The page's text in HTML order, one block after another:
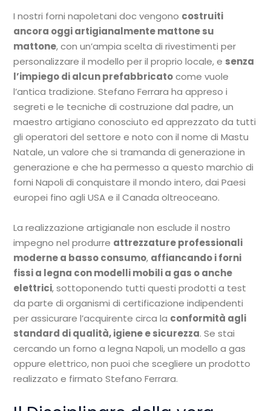
I nostri forni napoletani doc vengono costruiti
ancora oggi artigianalmente mattone su
mattone, con un’ampia scelta di rivestimenti per
personalizzare il modello per il proprio locale, e senza
l’impiego di alcun prefabbricatocome vuole
l’antica tradizione. Stefano Ferrara ha appreso i
segreti e le tecniche di costruzione dal padre, un
maestro artigiano conosciuto ed apprezzato da tutti
gli operatori del settore e noto con il nome di Mastu
Natale, un valore che si tramanda di generazione in
generazione e che ha permesso a questo marchio di
forni Napoli di conquistare il mondo intero, dai Paesi
europei fino agli USA e il Canada oltreoceano.
La realizzazione artigianale non esclude il nostro
impegno nel produrre attrezzature professionali
moderne a basso consumo, affiancando i forni
fissi a legna con modelli mobili a gas o anche
elettrici, sottoponendo tutti questi prodotti a test
da parte di organismi di certificazione indipendenti
per assicurare l’acquirente circa la conformità agli
standard di qualità, igiene e sicurezza. Se stai
cercando un forno a legna Napoli, un modello a gas
oppure elettrico, non puoi che scegliere un prodotto
realizzato e firmato Stefano Ferrara.